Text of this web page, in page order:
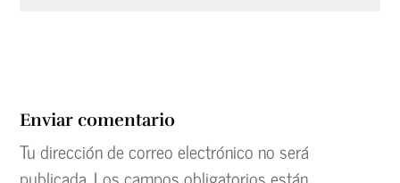
Enviar comentario
Tu dirección de correo electrónico no será